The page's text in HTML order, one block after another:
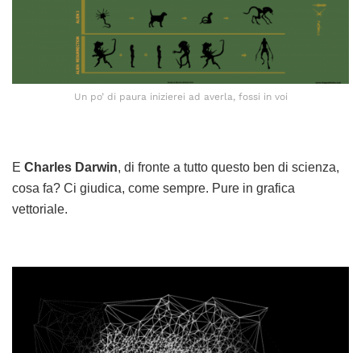
Un po’ di paura inizierei ad averla, fossi in voi
E Charles Darwin, di fronte a tutto questo ben di scienza,
cosa fa? Ci giudica, come sempre. Pure in grafica
vettoriale.